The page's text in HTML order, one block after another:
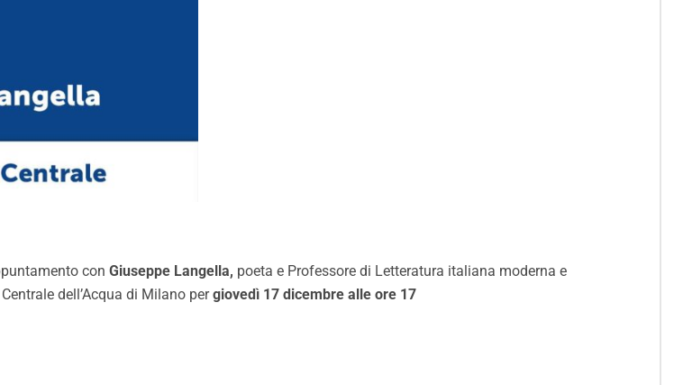
con Giuseppe Langella, poeta e Professore di Letteratura italiana moderna e
dell’Acqua di Milano pergiovedì 17 dicembre alle ore 17